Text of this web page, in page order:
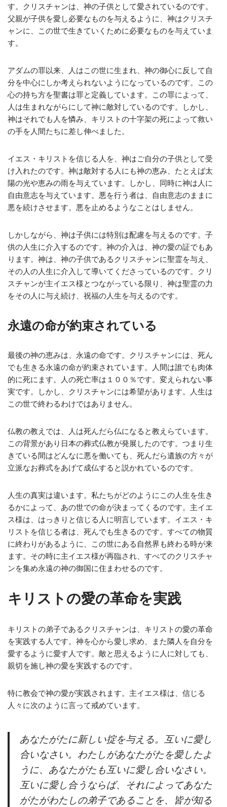
す。クリスチャンは、神の子供として愛されているのです。
父親が子供を愛し必要なものを与えるように、神はクリスチ
ャンに、この世で生きていくために必要なものを与えていま
す。
アダムの罪以来、人はこの世に生まれ、神の御心に反して自
分を中心にしか考えられないようになっているのです。この
心の持ち方を聖書は罪と定義しています。この罪によって、
人は生まれながらにして神に敵対しているのです。しかし、
神はそれでも人を憐み、キリストの十字架の死によって救い
の手を人間たちに差し伸べました。
イエス・キリストを信じる人を、神はご自分の子供として受
け入れたのです。神は敵対する人にも神の恵み、たとえば太
陽の光や恵みの雨を与えています。しかし、同時に神は人に
自由意志を与えています。悪を行う者は、自由意志のままに
悪を続けさせます。悪を止めるようなことはしません。
しかしながら、神は子供には特別は配慮を与えるのです。子
供の人生に介入するのです。神の介入は、神の愛の証でもあ
ります。神は、神の子供であるクリスチャンに聖霊を与え、
その人の人生に介入して導いてくださっているのです。クリ
スチャンが主イエス様とつながっている限り、神は聖霊の力
をその人に与え続け、祝福の人生を与えるのです。
永遠の命が約束されている
最後の神の恵みは、永遠の命です。クリスチャンには、死ん
でも生きる永遠の命が約束されています。人間は誰でも肉体
的に死にます。人の死亡率は１００％です。変えられない事
実です。しかし、クリスチャンには希望があります。人生は
この世で終わるわけではありません。
仏教の教えでは、人は死んだら仏になると教えらています。
この背景があり日本の葬式仏教が発展したのです。つまり生
きている間はどんなに悪を働いても、死んだら遺族の方々が
立派なお葬式をあげて成仏すると説かれているのです。
人生の真実は違います。私たちがどのようにこの人生を生き
るかによって、あの世での命が決まってくるのです。主イエ
ス様は、はっきりと信じる人に明言しています。イエス・キ
リストを信じる者は、死んでも生きるのです。すべての物質
に終わりがあるように、この世にある自然界も終わる時が来
ます。その時に主イエス様が再臨され、すべてのクリスチャ
ンを集め永遠の神の御国に住まわせるのです。
キリストの愛の革命を実践
キリストの弟子であるクリスチャンは、キリストの愛の革命
を実践する人です。神を心から愛し求め、また隣人を自分を
愛するように愛す人です。敵と思えるように人に対しても、
親切を施し神の愛を実践するのです。
特に教会で神の愛が実践されます。主イエス様は、信じる
人々に次のように言って戒めています。
あなたがたに新しい掟を与える。互いに愛し
合いなさい。わたしがあなたがたを愛したよ
うに、あなたがたも互いに愛し合いなさい。
互いに愛し合うならば、それによってあなた
がたがわたしの弟子であることを、皆が知る